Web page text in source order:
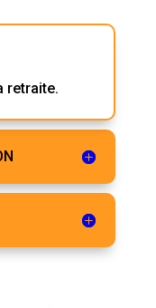
retraite.